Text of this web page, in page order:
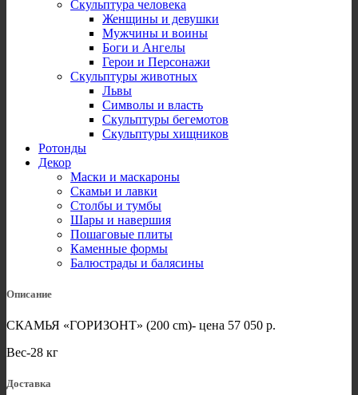
Скульптура человека
Женщины и девушки
Мужчины и воины
Боги и Ангелы
Герои и Персонажи
Скульптуры животных
Львы
Символы и власть
Скульптуры бегемотов
Скульптуры хищников
Ротонды
Декор
Маски и маскароны
Скамьи и лавки
Столбы и тумбы
Шары и навершия
Пошаговые плиты
Каменные формы
Балюстрады и балясины
Описание
СКАМЬЯ «ГОРИЗОНТ» (200 cm)- цена 57 050 р.
Вес-28 кг
Доставка